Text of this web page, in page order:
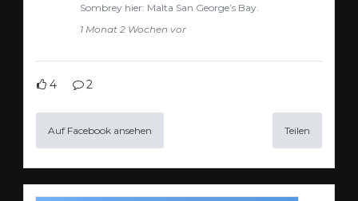
Sombrey hier: Malta San George’s Bay.
1 Monat 2 Wochen vor
4 2
Auf Facebook ansehen Teilen